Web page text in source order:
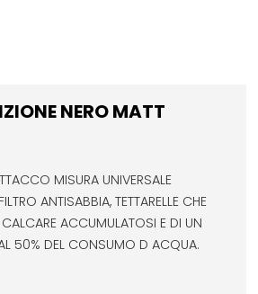
NERO MATT
MISURA UNIVERSALE
ANTISABBIA, TETTARELLE CHE
ACCUMULATOSI E DI UN
AL 50% DEL CONSUMO D ACQUA.